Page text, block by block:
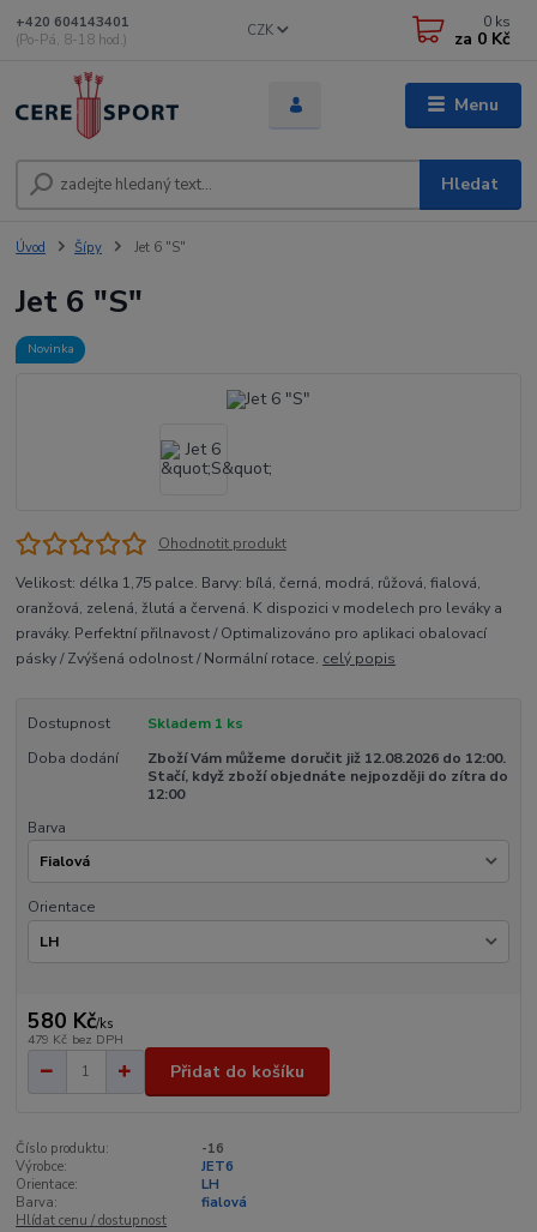
Menu
CZK
Hledat
+420 604143401
(Po-Pá, 8-18 hod.)
0 ks
za 0 Kč
Úvod Šípy Jet 6 "S"
Jet 6 "S"
Novinka
Ohodnotit produkt
Velikost: délka 1,75 palce. Barvy: bílá, černá, modrá, růžová, fialová,
oranžová, zelená, žlutá a červená. K dispozici v modelech pro leváky a
praváky. Perfektní přilnavost / Optimalizováno pro aplikaci obalovací
pásky / Zvýšená odolnost / Normální rotace. celý popis
Dostupnost
Skladem 1 ks
Doba dodání
Zboží Vám můžeme doručit již 12.08.2026 do 12:00.
Stačí, když zboží objednáte nejpozději do zítra do
12:00
Barva
Orientace
580 Kč/ks
479 Kč bez DPH
Přidat do košíku
Číslo produktu:
-16
Výrobce:
JET6
Orientace:
LH
Barva:
fialová
Hlídat cenu / dostupnost